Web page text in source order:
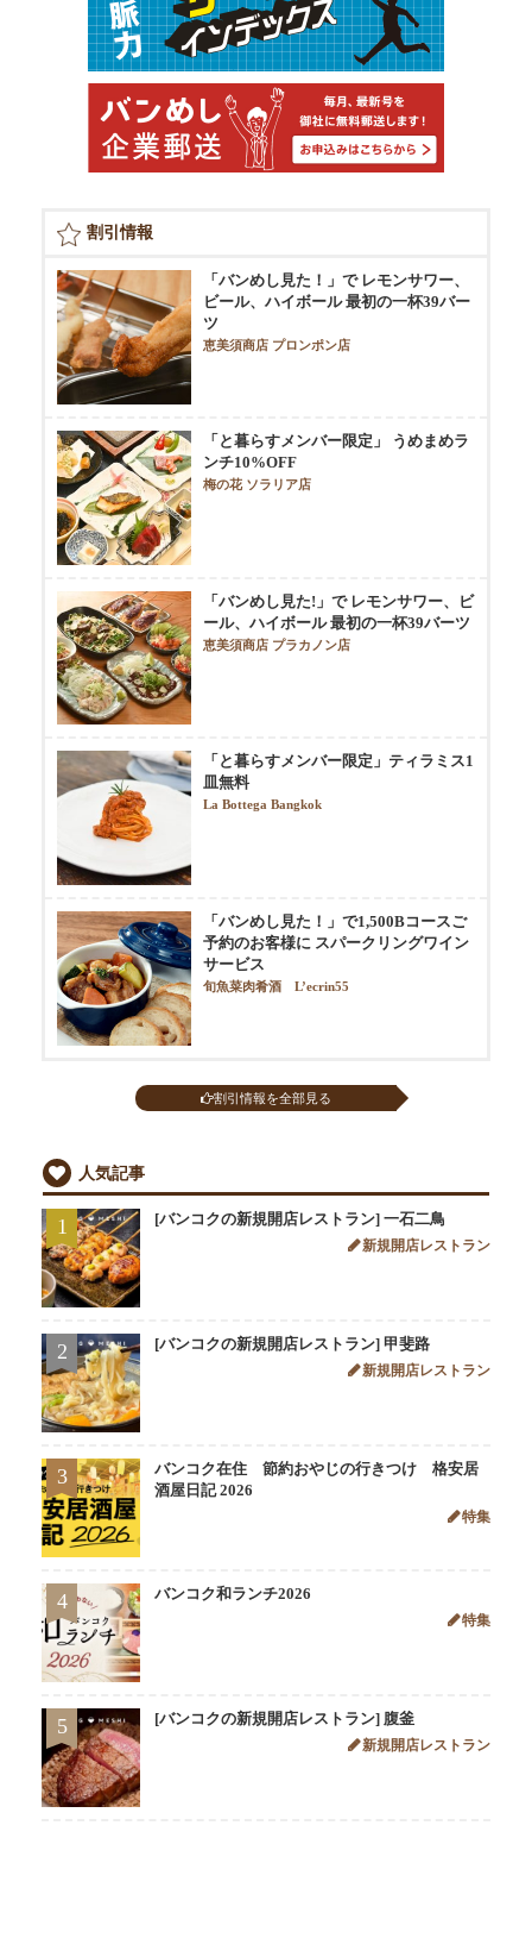
割引情報
「バンめし見た！」で レモンサワー、
ビール、ハイボール 最初の一杯39バー
ツ
恵美須商店 プロンポン店
「と暮らすメンバー限定」 うめまめラ
ンチ10%OFF
梅の花 ソラリア店
「バンめし見た!」で レモンサワー、ビ
ール、ハイボール 最初の一杯39バーツ
恵美須商店 プラカノン店
「と暮らすメンバー限定」ティラミス1
皿無料
La Bottega Bangkok
「バンめし見た！」で1,500Bコースご
予約のお客様に スパークリングワイン
サービス
旬魚菜肉肴酒 L’ecrin55
割引情報を全部見る
人気記事
1 [バンコクの新規開店レストラン] 一石二鳥
新規開店レストラン
2 [バンコクの新規開店レストラン] 甲斐路
新規開店レストラン
3
バンコク在住 節約おやじの行きつけ 格安居
酒屋日記 2026
特集
4 バンコク和ランチ2026
特集
5 [バンコクの新規開店レストラン] 腹釜
新規開店レストラン